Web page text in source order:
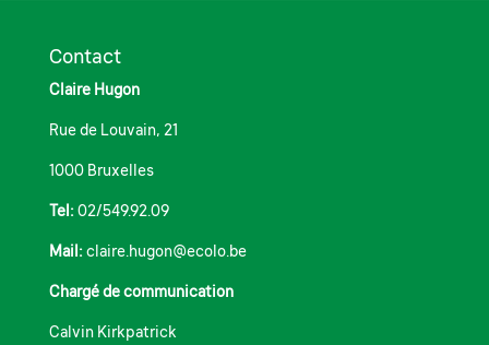
Contact
Claire Hugon
Rue de Louvain, 21
1000 Bruxelles
Tel:02/549.92.09
Mail:claire.hugon@ecolo.be
Chargé de communication
Calvin Kirkpatrick